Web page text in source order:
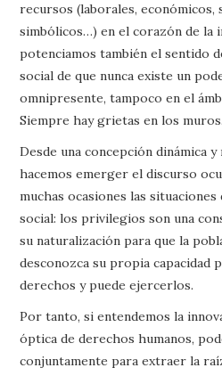
recursos (laborales, económicos,
simbólicos…) en el corazón de la
potenciamos también el sentido
social de que nunca existe un
omnipresente, tampoco en el
Siempre hay grietas en los muros.
Desde una concepción dinámica
hacemos emerger el discurso
muchas ocasiones las
social: los privilegios son una
su naturalización para que la
desconozca su propia capacidad
derechos y puede ejercerlos.
Por tanto, si entendemos la
óptica de derechos humanos,
conjuntamente para extraer la